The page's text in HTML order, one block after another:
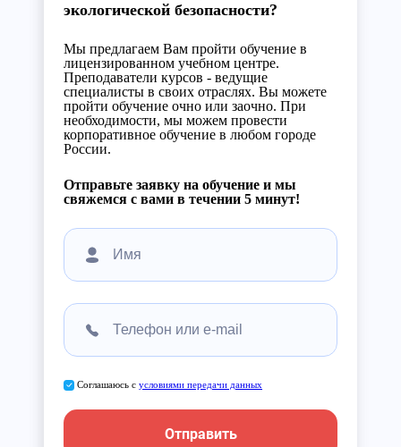
экологической безопасности?
Мы предлагаем Вам пройти обучение в
лицензированном учебном центре.
Преподаватели курсов - ведущие
специалисты в своих отраслях. Вы можете
пройти обучение очно или заочно. При
необходимости, мы можем провести
корпоративное обучение в любом городе
России.
Отправьте заявку на обучение и мы
свяжемся с вами в течении 5 минут!
Соглашаюсь с условиями передачи данных
Отправить